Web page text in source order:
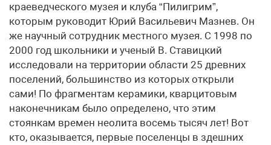
краеведческого музея и клуба “Пилигрим”,
которым руководит Юрий Васильевич Мазнев. Он
же научный сотрудник местного музея. С 1998 по
2000 год школьники и ученый В. Ставицкий
исследовали на территории области 25 древних
поселений, большинство из которых открыли
сами! По фрагментам керамики, кварцитовым
наконечникам было определено, что этим
стоянкам времен неолита восемь тысяч лет! Вот
кто, оказывается, первые поселенцы в здешних